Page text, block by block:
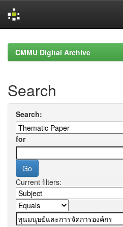
navigationCMMU Digital Archive
Search
Search:
for
Current filters: